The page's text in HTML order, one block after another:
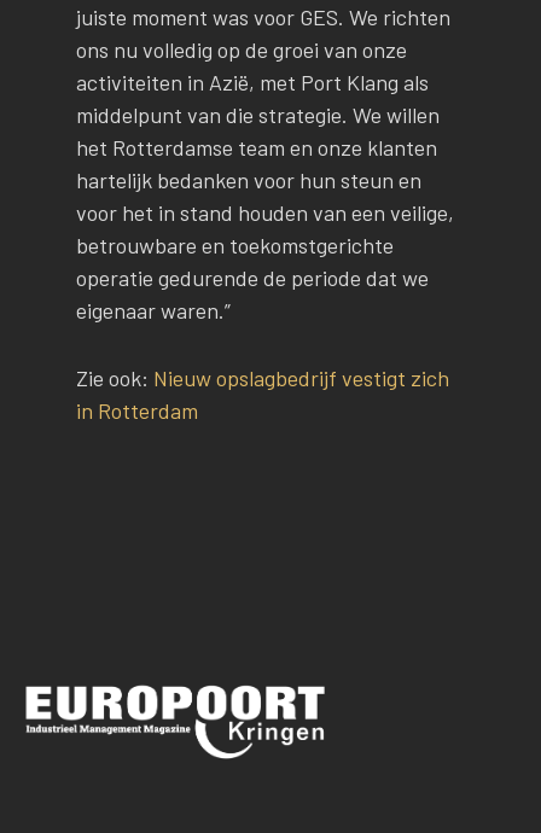
juiste moment was voor GES. We richten
ons nu volledig op de groei van onze
activiteiten in Azië, met Port Klang als
middelpunt van die strategie. We willen
het Rotterdamse team en onze klanten
hartelijk bedanken voor hun steun en
voor het in stand houden van een veilige,
betrouwbare en toekomstgerichte
operatie gedurende de periode dat we
eigenaar waren.”
Zie ook: Nieuw opslagbedrijf vestigt zich
in Rotterdam